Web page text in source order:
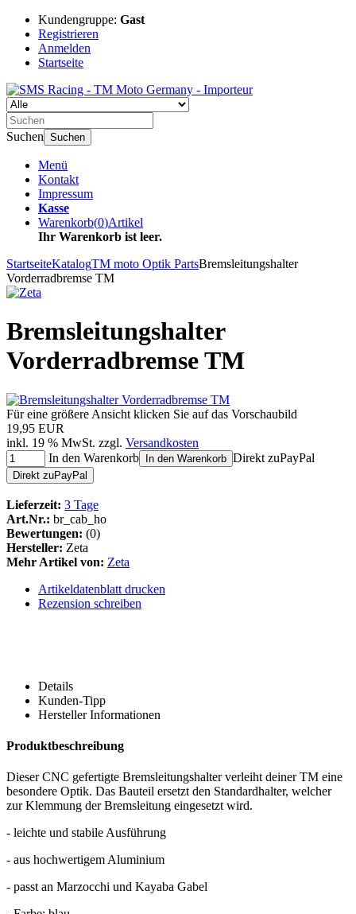
Kundengruppe: Gast
Registrieren
Anmelden
Startseite
Suchen Suchen
Menü
Kontakt
Impressum
Kasse
Warenkorb(0)Artikel
Ihr Warenkorb ist leer.
StartseiteKatalogTM moto Optik PartsBremsleitungshalter
Vorderradbremse TM
Bremsleitungshalter
Vorderradbremse TM
Für eine größere Ansicht klicken Sie auf das Vorschaubild
19,95 EUR
inkl. 19 % MwSt. zzgl. Versandkosten
In den Warenkorb
In den Warenkorb Direkt zuPayPal
Direkt zuPayPal
Lieferzeit: 3 Tage
Art.Nr.: br_cab_ho
Bewertungen: (0)
Hersteller: Zeta
Mehr Artikel von: Zeta
Artikeldatenblatt drucken
Rezension schreiben
Details
Kunden-Tipp
Hersteller Informationen
Produktbeschreibung
Dieser CNC gefertigte Bremsleitungshalter verleiht deiner TM eine
besondere Optik. Das Bauteil ersetzt den Standardhalter, welcher
zur Klemmung der Bremsleitung eingesetzt wird.
- leichte und stabile Ausführung
- aus hochwertigem Aluminium
- passt an Marzocchi und Kayaba Gabel